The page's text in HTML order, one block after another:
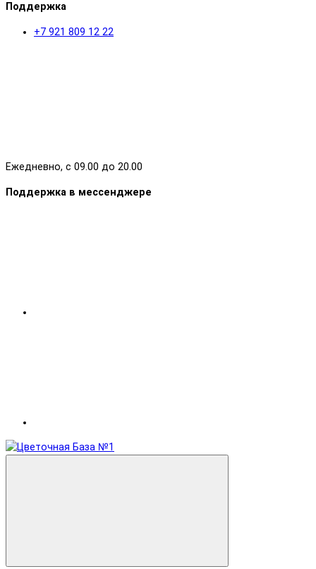
Поддержка
+7 921 809 12 22
Ежедневно, с 09.00 до 20.00
Поддержка в мессенджере